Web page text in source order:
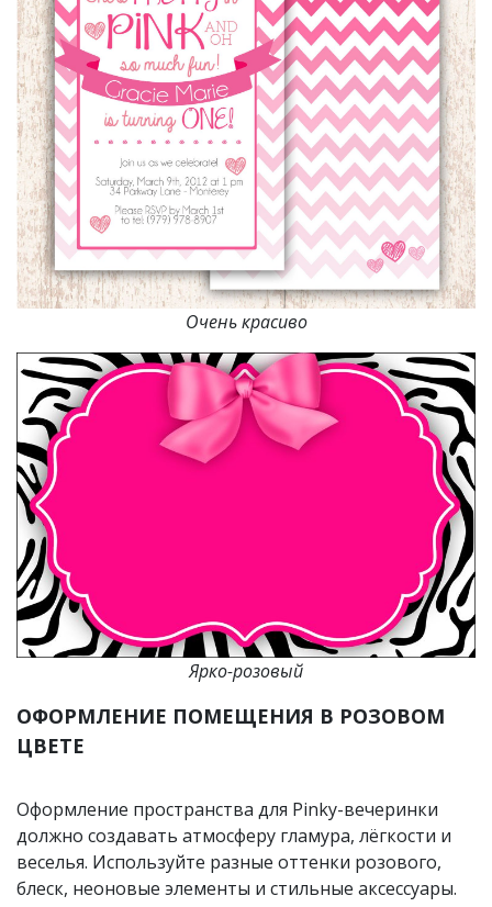
Очень красиво
Ярко-розовый
ОФОРМЛЕНИЕ ПОМЕЩЕНИЯ В РОЗОВОМ
ЦВЕТЕ
Оформление пространства для Pinky-вечеринки
должно создавать атмосферу гламура, лёгкости и
веселья. Используйте разные оттенки розового,
блеск, неоновые элементы и стильные аксессуары.